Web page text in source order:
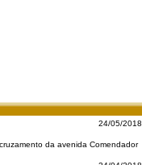
24/05/2018
da avenida Comendador